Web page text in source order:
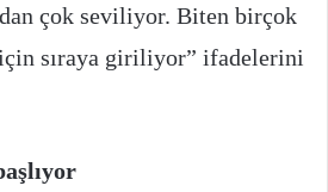
çok seviliyor. Biten birçok
sıraya giriliyor” ifadelerini